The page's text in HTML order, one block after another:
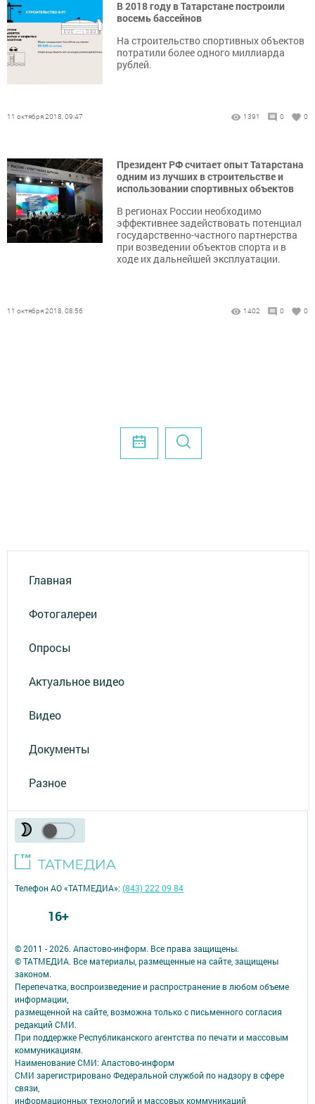
В 2018 году в Татарстане построили
восемь бассейнов
На строительство спортивных объектов
потратили более одного миллиарда
рублей.
11 октября 2018, 09:47 1391 0 0
Президент РФ считает опыт Татарстана
одним из лучших в строительстве и
использовании спортивных объектов
В регионах России необходимо
эффективнее задействовать потенциал
государственно-частного партнерства
при возведении объектов спорта и в
ходе их дальнейшей эксплуатации.
11 октября 2018, 08:56 1402 0 0
Главная
Фотогалереи
Опросы
Актуальное видео
Видео
Документы
Разное
© 2011 - 2026. Апастово-информ. Все права защищены.
© ТАТМЕДИА. Все материалы, размещенные на сайте, защищены
законом.
Перепечатка, воспроизведение и распространение в любом объеме
информации,
размещенной на сайте, возможна только с письменного согласия
редакций СМИ.
При поддержке Республиканского агентства по печати и массовым
коммуникациям.
Наименование СМИ: Апастово-информ
СМИ зарегистрировано Федеральной службой по надзору в сфере
связи,
информационных технологий и массовых коммуникаций
Телефон АО «ТАТМЕДИА»:(843) 222 09 84
16+